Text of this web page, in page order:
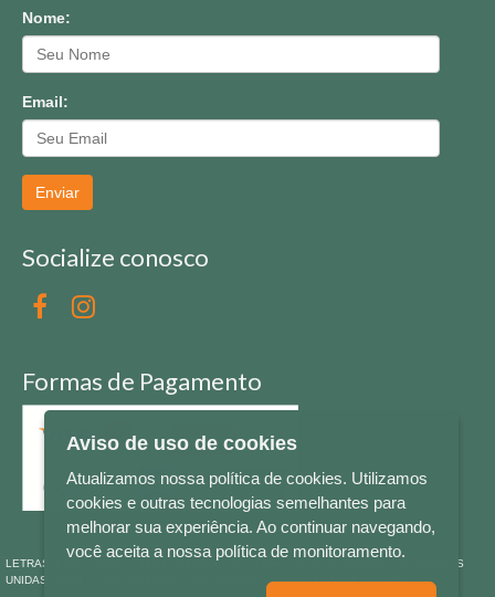
Nome:
Email:
Enviar
Socialize conosco
Formas de Pagamento
LETRAS & CIA - CNPJ n° 88.587.548/0001-20 - Térreo Bourbon Shopping - AV. NAÇÕES
UNIDAS , 2001 - Lojas 1064/1065 - RIO BRANCO - - NOVO HAMBURGO - RS
Aviso de uso de cookies
Atualizamos nossa política de cookies. Utilizamos
cookies e outras tecnologias semelhantes para
melhorar sua experiência. Ao continuar navegando,
você aceita a nossa política de monitoramento.